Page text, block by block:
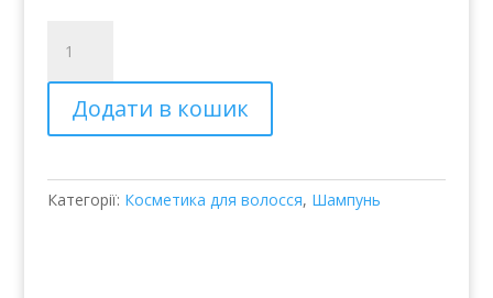
шампунь
для
поврежденных
волос
K-
Pak
Додати в кошик
Категорії: Косметика для волосся, Шампунь